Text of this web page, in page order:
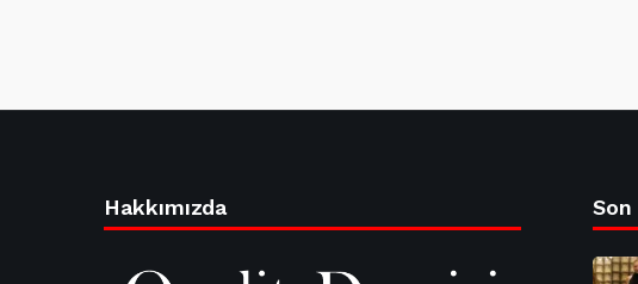
Hakkımızda